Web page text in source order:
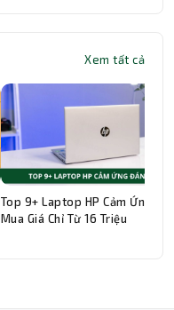
Xem tất cả
Top 9+ Laptop HP Cảm Ứng
Mua Giá Chỉ Từ 16 Triệu